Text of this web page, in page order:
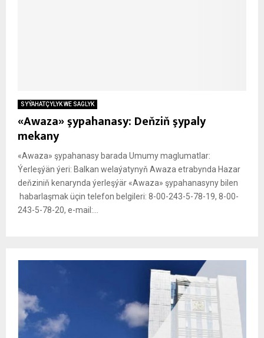
SYÝAHATÇYLYK WE SAGLYK
«Awaza» şypahanasy: Deňziň şypaly
mekany
«Awaza» şypahanasy barada Umumy maglumatlar:
Ýerleşýän ýeri: Balkan welaýatynyň Awaza etrabynda Hazar
deňziniň kenarynda ýerleşýär «Awaza» şypahanasyny bilen
habarlaşmak üçin telefon belgileri: 8-00-243-5-78-19, 8-00-
243-5-78-20, e-mail:...